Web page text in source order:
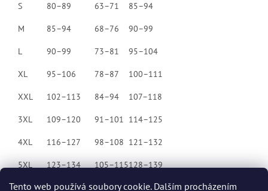
Tento web používá soubory cookie. Dalším procházením
S 80–89 63–71 85–94
M 85–94 68–76 90–99
L 90–99 73–81 95–104
XL 95–106 78–87 100–111
XXL 102–113 84–94 107–118
3XL 109–120 91–101 114–125
4XL 116–127 98–108 121–132
5XL 123–134 105–115128–139